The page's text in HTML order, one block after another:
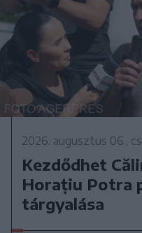
2026. augusztus 06.,
Kezdődhet
Horațiu Potra
tárgyalása